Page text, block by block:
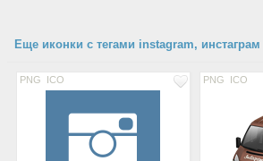
Еще иконки с тегами instagram, инстаграм
PNG ICO PNG ICO